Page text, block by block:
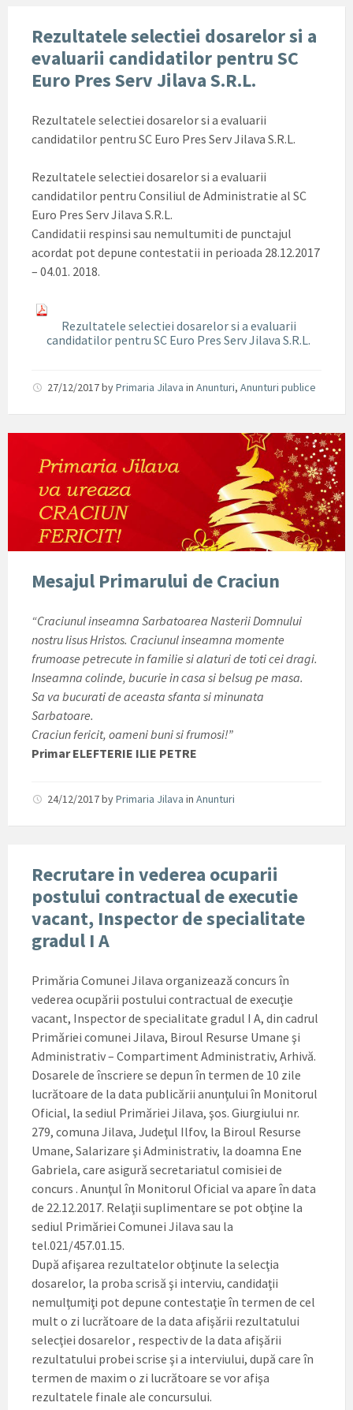
Rezultatele selectiei dosarelor si a
evaluarii candidatilor pentru SC
Euro Pres Serv Jilava S.R.L.
Rezultatele selectiei dosarelor si a evaluarii
candidatilor pentru SC Euro Pres Serv Jilava S.R.L.
Rezultatele selectiei dosarelor si a evaluarii
candidatilor pentru Consiliul de Administratie al SC
Euro Pres Serv Jilava S.R.L.
Candidatii respinsi sau nemultumiti de punctajul
acordat pot depune contestatii in perioada 28.12.2017
– 04.01. 2018.
Rezultatele selectiei dosarelor si a evaluarii
candidatilor pentru SC Euro Pres Serv Jilava S.R.L.
27/12/2017byPrimaria Jilava in Anunturi, Anunturi publice
Mesajul Primarului de Craciun
“Craciunul inseamna Sarbatoarea Nasterii Domnului
nostru Iisus Hristos. Craciunul inseamna momente
frumoase petrecute in familie si alaturi de toti cei dragi.
Inseamna colinde, bucurie in casa si belsug pe masa.
Sa va bucurati de aceasta sfanta si minunata
Sarbatoare.
Craciun fericit, oameni buni si frumosi!”
Primar ELEFTERIE ILIE PETRE
24/12/2017byPrimaria Jilava in Anunturi
Recrutare in vederea ocuparii
postului contractual de executie
vacant, Inspector de specialitate
gradul I A
Primăria Comunei Jilava organizează concurs în
vederea ocupării postului contractual de execuţie
vacant, Inspector de specialitate gradul I A, din cadrul
Primăriei comunei Jilava, Biroul Resurse Umane şi
Administrativ – Compartiment Administrativ, Arhivă.
Dosarele de înscriere se depun în termen de 10 zile
lucrătoare de la data publicării anunţului în Monitorul
Oficial, la sediul Primăriei Jilava, şos. Giurgiului nr.
279, comuna Jilava, Judeţul Ilfov, la Biroul Resurse
Umane, Salarizare şi Administrativ, la doamna Ene
Gabriela, care asigură secretariatul comisiei de
concurs . Anunţul în Monitorul Oficial va apare în data
de 22.12.2017. Relaţii suplimentare se pot obţine la
sediul Primăriei Comunei Jilava sau la
tel.021/457.01.15.
După afişarea rezultatelor obţinute la selecţia
dosarelor, la proba scrisă şi interviu, candidaţii
nemulţumiţi pot depune contestaţie în termen de cel
mult o zi lucrătoare de la data afişării rezultatului
selecţiei dosarelor , respectiv de la data afişării
rezultatului probei scrise şi a interviului, după care în
termen de maxim o zi lucrătoare se vor afişa
rezultatele finale ale concursului.